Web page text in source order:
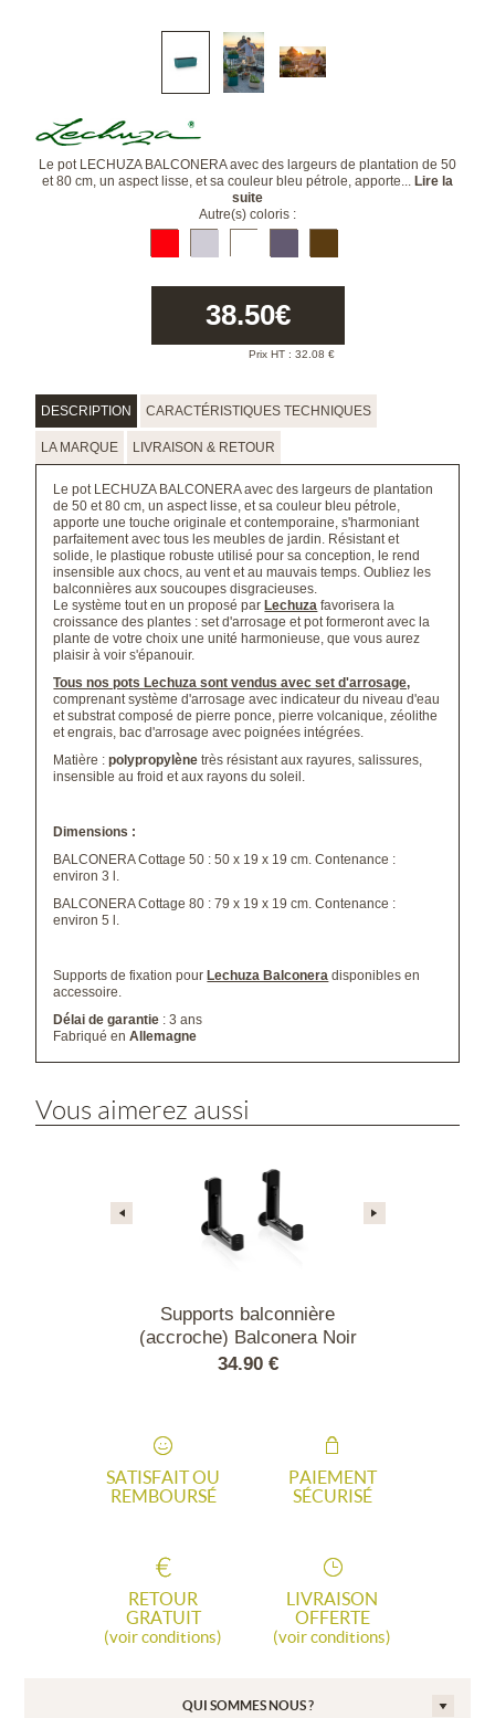
Le pot LECHUZA BALCONERA avec des largeurs de plantation de 50
et 80 cm, un aspect lisse, et sa couleur bleu pétrole, apporte... Lire la
suite
Autre(s) coloris :
38.50€
Prix HT : 32.08 €
DESCRIPTION CARACTÉRISTIQUES TECHNIQUES
LA MARQUE LIVRAISON & RETOUR
Le pot LECHUZA BALCONERA avec des largeurs de plantation
de 50 et 80 cm, un aspect lisse, et sa couleur bleu pétrole,
apporte une touche originale et contemporaine, s'harmoniant
parfaitement avec tous les meubles de jardin. Résistant et
solide, le plastique robuste utilisé pour sa conception, le rend
insensible aux chocs, au vent et au mauvais temps. Oubliez les
balconnières aux soucoupes disgracieuses.
Le système tout en un proposé par Lechuza favorisera la
croissance des plantes : set d'arrosage et pot formeront avec la
plante de votre choix une unité harmonieuse, que vous aurez
plaisir à voir s'épanouir.
Tous nos pots Lechuza sont vendus avec set d'arrosage,
comprenant système d'arrosage avec indicateur du niveau d'eau
et substrat composé de pierre ponce, pierre volcanique, zéolithe
et engrais, bac d'arrosage avec poignées intégrées.
Matière :polypropylène très résistant aux rayures, salissures,
insensible au froid et aux rayons du soleil.
Dimensions :
BALCONERA Cottage 50 : 50 x 19 x 19 cm. Contenance :
environ 3 l.
BALCONERA Cottage 80 : 79 x 19 x 19 cm. Contenance :
environ 5 l.
Supports de fixation pour Lechuza Balconera disponibles en
accessoire.
Délai de garantie : 3 ans
Fabriqué enAllemagne
Vous aimerez aussi
Supports balconnière
(accroche) Balconera Noir
34.90 €
SATISFAIT OU
REMBOURSÉ
PAIEMENT
SÉCURISÉ
RETOUR
GRATUIT
(voir conditions)
LIVRAISON
OFFERTE
(voir conditions)
QUI SOMMES NOUS ?